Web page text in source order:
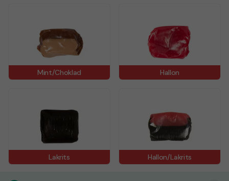
Mint/Choklad Hallon
Lakrits Hallon/Lakrits